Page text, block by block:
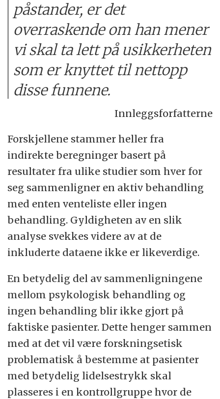
påstander, er det
overraskende om han mener
vi skal ta lett på usikkerheten
som er knyttet til nettopp
disse funnene.
Innleggsforfatterne
Forskjellene stammer heller fra
indirekte beregninger basert på
resultater fra ulike studier som hver for
seg sammenligner en aktiv behandling
med enten venteliste eller ingen
behandling. Gyldigheten av en slik
analyse svekkes videre av at de
inkluderte dataene ikke er likeverdige.
En betydelig del av sammenligningene
mellom psykologisk behandling og
ingen behandling blir ikke gjort på
faktiske pasienter. Dette henger sammen
med at det vil være forskningsetisk
problematisk å bestemme at pasienter
med betydelig lidelsestrykk skal
plasseres i en kontrollgruppe hvor de